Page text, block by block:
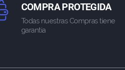
COMPRA PROTEGIDA
Todas nuestras Compras tiene
garantia